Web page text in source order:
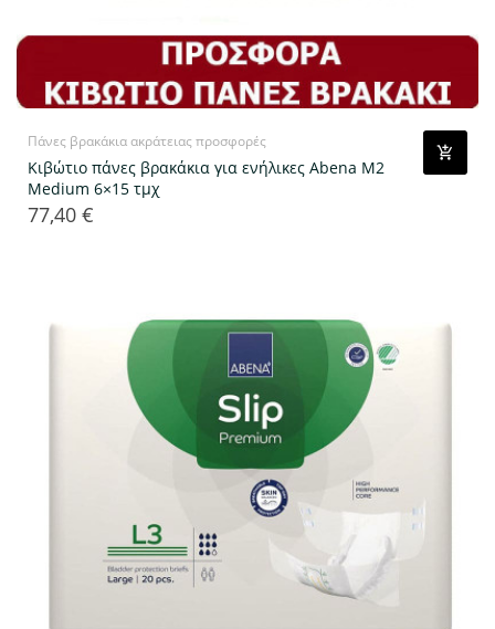
Πάνες βρακάκια ακράτειας προσφορές
Κιβώτιο πάνες βρακάκια για ενήλικες Abena M2
Medium 6×15 τμχ
Τιμή
77,40 €